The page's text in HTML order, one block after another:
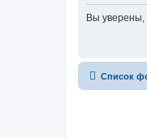
Вы уверены,
Список